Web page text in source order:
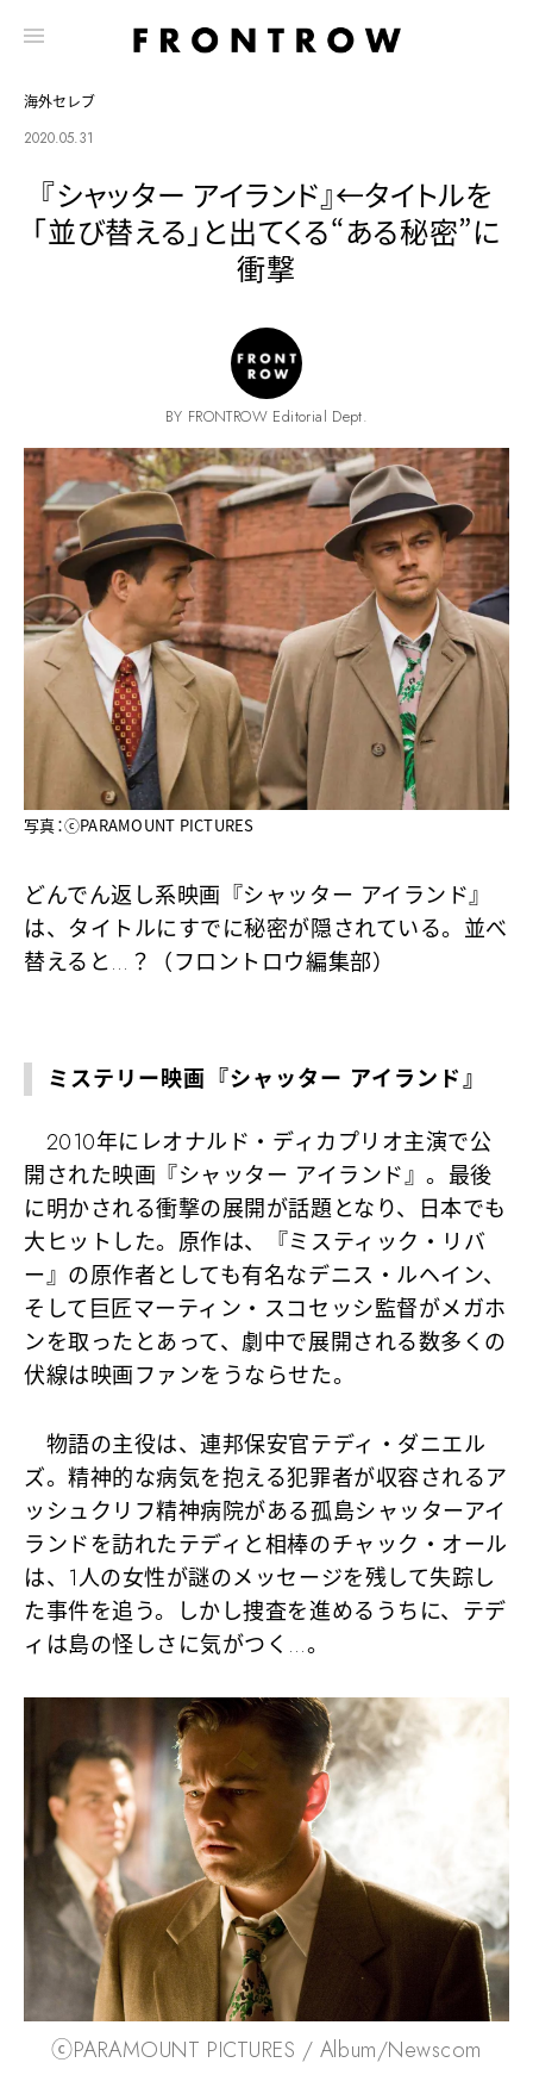
海外セレブ
2020.05.31
『シャッター アイランド』←タイトルを
「並び替える」と出てくる“ある秘密”に
衝撃
BY FRONTROW Editorial Dept.
写真：ⓒPARAMOUNT PICTURES
どんでん返し系映画『シャッター アイランド』
は、タイトルにすでに秘密が隠されている。並べ
替えると…？（フロントロウ編集部）
ミステリー映画『シャッター アイランド』
2010年にレオナルド・ディカプリオ主演で公
開された映画『シャッター アイランド』。最後
に明かされる衝撃の展開が話題となり、日本でも
大ヒットした。原作は、『ミスティック・リバ
ー』の原作者としても有名なデニス・ルヘイン、
そして巨匠マーティン・スコセッシ監督がメガホ
ンを取ったとあって、劇中で展開される数多くの
伏線は映画ファンをうならせた。
物語の主役は、連邦保安官テディ・ダニエル
ズ。精神的な病気を抱える犯罪者が収容されるア
ッシュクリフ精神病院がある孤島シャッターアイ
ランドを訪れたテディと相棒のチャック・オール
は、1人の女性が謎のメッセージを残して失踪し
た事件を追う。しかし捜査を進めるうちに、テデ
ィは島の怪しさに気がつく…。
ⓒPARAMOUNT PICTURES / Album/Newscom